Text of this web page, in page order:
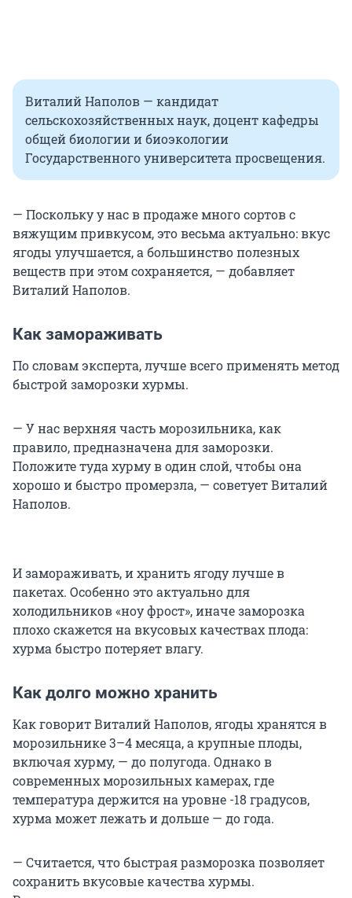
Виталий Наполов — кандидат
сельскохозяйственных наук, доцент кафедры
общей биологии и биоэкологии
Государственного университета просвещения.
— Поскольку у нас в продаже много сортов с
вяжущим привкусом, это весьма актуально: вкус
ягоды улучшается, а большинство полезных
веществ при этом сохраняется, — добавляет
Виталий Наполов.
Как замораживать
По словам эксперта, лучше всего применять метод
быстрой заморозки хурмы.
— У нас верхняя часть морозильника, как
правило, предназначена для заморозки.
Положите туда хурму в один слой, чтобы она
хорошо и быстро промерзла, — советует Виталий
Наполов.
И замораживать, и хранить ягоду лучше в
пакетах. Особенно это актуально для
холодильников «ноу фрост», иначе заморозка
плохо скажется на вкусовых качествах плода:
хурма быстро потеряет влагу.
Как долго можно хранить
Как говорит Виталий Наполов, ягоды хранятся в
морозильнике 3–4 месяца, а крупные плоды,
включая хурму, — до полугода. Однако в
современных морозильных камерах, где
температура держится на уровне -18 градусов,
хурма может лежать и дольше — до года.
— Считается, что быстрая разморозка позволяет
сохранить вкусовые качества хурмы.